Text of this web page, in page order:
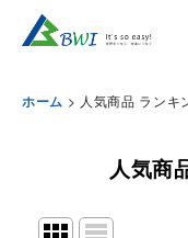
ホーム > 人気商品 ランキ
人気商